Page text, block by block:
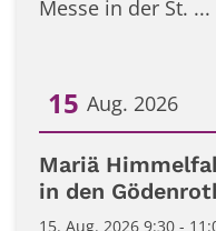
Messe in der St. ...
15 Aug. 2026
Datum: 15. August
Mariä
in den
15. Aug. 2026 9:30 -